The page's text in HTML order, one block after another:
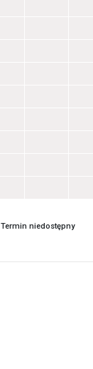
Termin niedostępny